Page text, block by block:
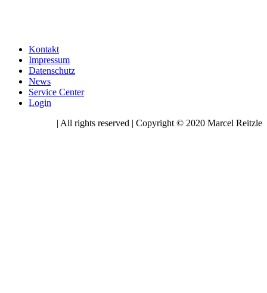
Kontakt
Impressum
Datenschutz
News
Service Center
Login
| All rights reserved | Copyright © 2020 Marcel Reitzle